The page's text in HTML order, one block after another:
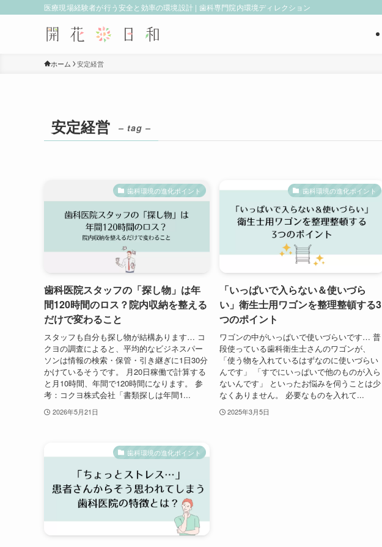
医療現場経験者が行う安全と効率の環境設計 | 歯科専門院内環境ディレクション
ホーム 安定経営
安定経営 – tag –
歯科環境の進化ポイント
歯科医院スタッフの「探し物」は年
間120時間のロス？院内収納を整える
だけで変わること
スタッフも自分も探し物が結構あります… コ
クヨの調査によると、平均的なビジネスパー
ソンは情報の検索・保管・引き継ぎに1日30分
かけているそうです。 月20日稼働で計算する
と月10時間、年間で120時間になります。 参
考：コクヨ株式会社「書類探しは年間1...
2026年5月21日
歯科環境の進化ポイント
「いっぱいで入らない＆使いづら
い」衛生士用ワゴンを整理整頓する3
つのポイント
ワゴンの中がいっぱいで使いづらいです… 普
段使っている歯科衛生士さんのワゴンが、
「使う物を入れているはずなのに使いづらい
んです」 「すでにいっぱいで他のものが入ら
ないんです」 といったお悩みを伺うことは少
なくありません。 必要なものを入れて...
2025年3月5日
歯科環境の進化ポイント